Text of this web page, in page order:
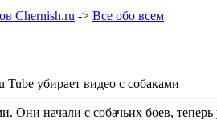
Chernish.ru -> Все обо всем
убирает видео с собаками
Они начали с собачьих боев,